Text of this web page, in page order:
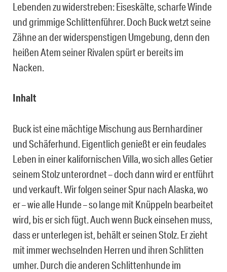
Lebenden zu widerstreben: Eiseskälte, scharfe Winde
und grimmige Schlittenführer. Doch Buck wetzt seine
Zähne an der widerspenstigen Umgebung, denn den
heißen Atem seiner Rivalen spürt er bereits im
Nacken.
Inhalt
Buck ist eine mächtige Mischung aus Bernhardiner
und Schäferhund. Eigentlich genießt er ein feudales
Leben in einer kalifornischen Villa, wo sich alles Getier
seinem Stolz unterordnet – doch dann wird er entführt
und verkauft. Wir folgen seiner Spur nach Alaska, wo
er – wie alle Hunde – so lange mit Knüppeln bearbeitet
wird, bis er sich fügt. Auch wenn Buck einsehen muss,
dass er unterlegen ist, behält er seinen Stolz. Er zieht
mit immer wechselnden Herren und ihren Schlitten
umher. Durch die anderen Schlittenhunde im